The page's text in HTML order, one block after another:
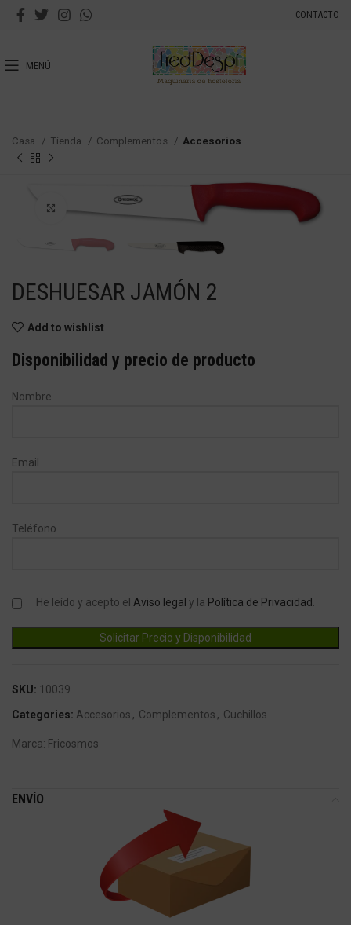
CONTACTO
MENÚ
Casa Tienda Complementos Accesorios
Haga Click para agrandar
DESHUESAR JAMÓN 2
Add to wishlist
Disponibilidad y precio de producto
Nombre
Email
Teléfono
He leído y acepto el Aviso legal y la Política de Privacidad
SKU: 10039
Categories: Accesorios , Complementos , Cuchillos
Marca: Fricosmos
ENVÍO